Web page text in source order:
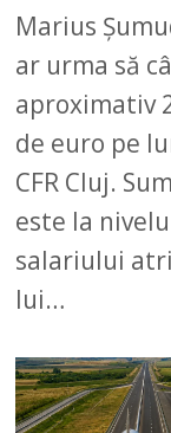
Marius
ar urma să
aproximativ
de euro pe
CFR Cluj.
este la
salariului
lui…